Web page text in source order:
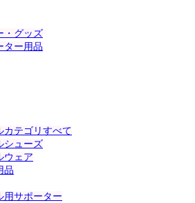
・グッズ
ター用品
カテゴリすべて
シューズ
ウェア
品
用サポーター